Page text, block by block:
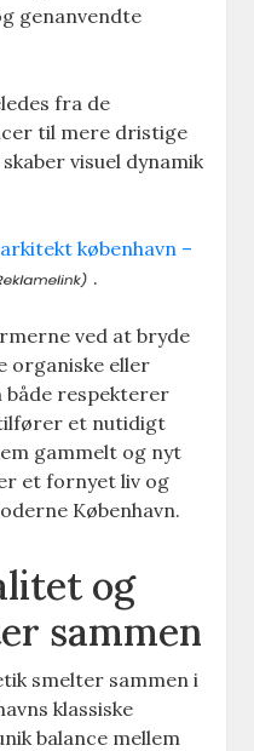
genanvendte
fra de
til mere dristige
visuel dynamik
københavn –
.
ved at bryde
organiske eller
både respekterer
et nutidigt
gammelt og nyt
et fornyet liv og
København.
og
sammen
smelter sammen i
klassiske
balance mellem